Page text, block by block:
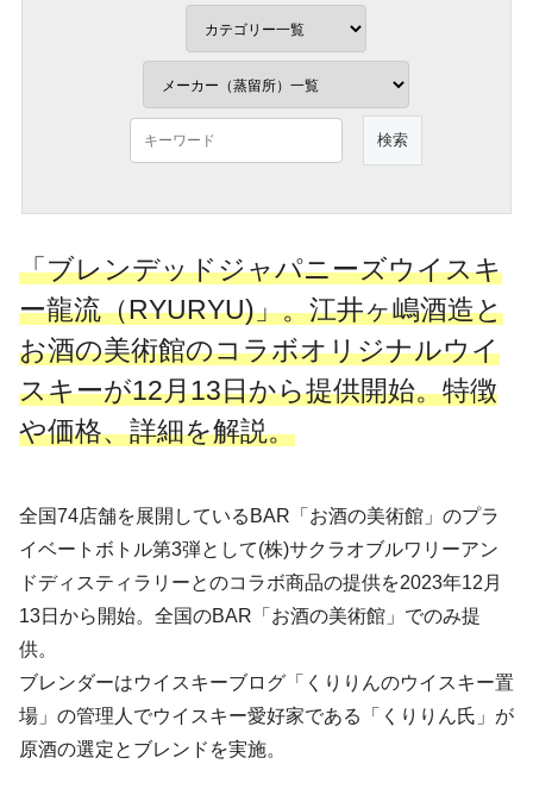
「ブレンデッドジャパニーズウイスキ
ー龍流（RYURYU)」。江井ヶ嶋酒造と
お酒の美術館のコラボオリジナルウイ
スキーが12月13日から提供開始。特徴
や価格、詳細を解説。
全国74店舗を展開しているBAR「お酒の美術館」のプラ
イベートボトル第3弾として(株)サクラオブルワリーアン
ドディスティラリーとのコラボ商品の提供を2023年12月
13日から開始。全国のBAR「お酒の美術館」でのみ提
供。
ブレンダーはウイスキーブログ「くりりんのウイスキー置
場」の管理人でウイスキー愛好家である「くりりん氏」が
原酒の選定とブレンドを実施。